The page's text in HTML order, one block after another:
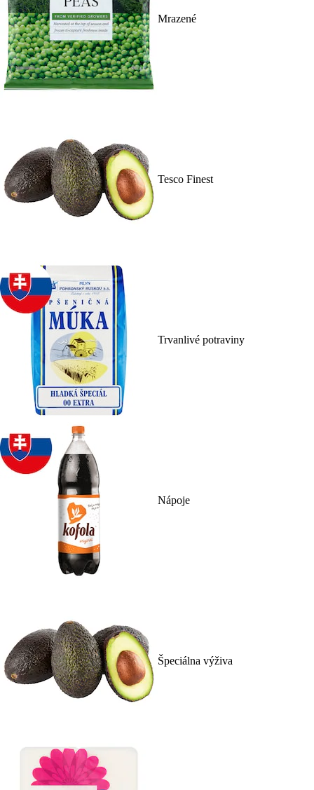
Mrazené
Tesco Finest
Trvanlivé potraviny
Nápoje
Špeciálna výživa